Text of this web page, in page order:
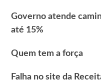
Governo atende
até 15%
Quem tem a força
Falha no site da